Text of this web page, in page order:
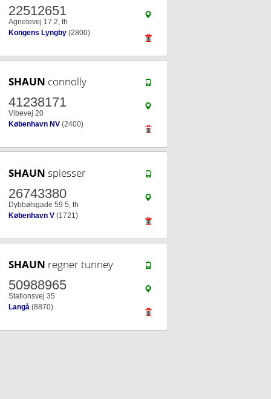
22512651
Agnetevej 17 2, th
Kongens Lyngby (2800)
SHAUN connolly
41238171
Vibevej 20
København NV (2400)
SHAUN spiesser
26743380
Dybbølsgade 59 5, th
København V (1721)
SHAUN regner tunney
50988965
Stationsvej 35
Langå (8870)